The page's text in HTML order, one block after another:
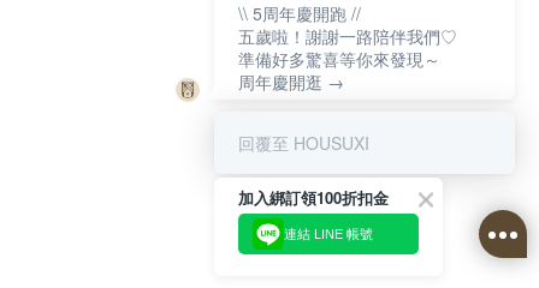
\\ 5周年慶開跑 //
五歲啦！謝謝一路陪伴我們♡
準備好多驚喜等你來發現～
周年慶開逛 →
回覆至 HOUSUXI
加入綁訂領100折扣金
連結 LINE 帳號